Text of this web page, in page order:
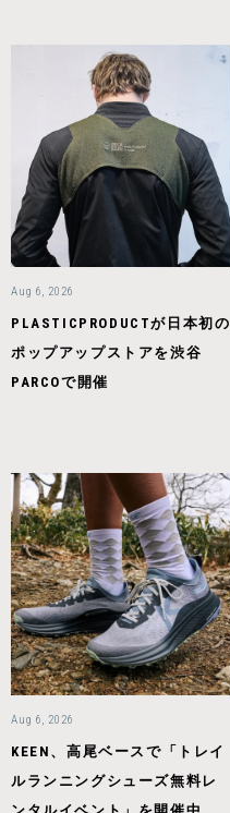
Aug 6, 2026
PLASTICPRODUCTが日本初の
ポップアップストアを渋谷
PARCOで開催
Aug 6, 2026
KEEN、高尾ベースで「トレイ
ルランニングシューズ無料レ